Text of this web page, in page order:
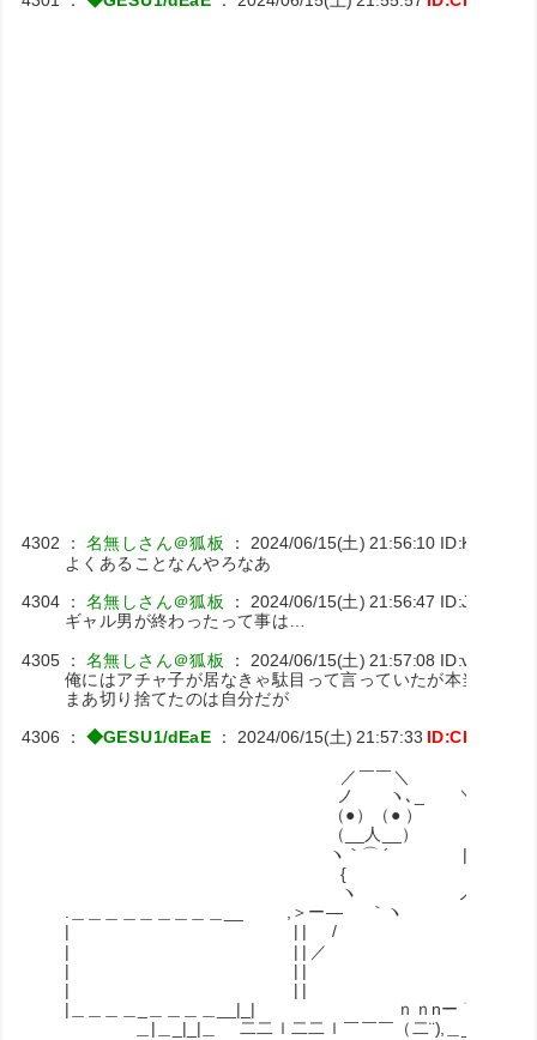
4302 ：名無しさん＠狐板 ：2024/06/15(土) 21:56:10
よくあることなんやろなあ
4304 ：名無しさん＠狐板 ： 2024/06/15(土) 21:56:47
ギャル男が終わったって事は…
4305 ：名無しさん＠狐板 ： 2024/06/15(土) 21:57:08
俺にはアチャ子が居なきゃ駄目って言っていたが本当に言葉
まあ切り捨てたのは自分だが
4306 ：◆GESU1/dEaE ：2024/06/15(土) 21:57:33
／￣￣＼
ノ ヽ､_ ＼
（●）（● ） |
（__人__） |
ヽ｀⌒ ´ |
{ |
ヽ ノ
.＿＿＿＿＿＿＿＿＿__ ,＞ー― ｀ヽ
| | | / ヽ
| | | ／ ＼＿＿
| | | ､ ヽ |
| | | ヽ ヽ
|＿＿＿＿_＿＿＿＿__|_| ｎｎnー ⌒ | | |
＿|＿_|_|＿ 二二ｌ二二ｌ￣￣￣（二¨),＿_／ ￣